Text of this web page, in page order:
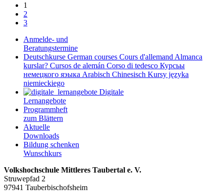
1
2
3
Anmelde- und
Beratungstermine
Deutschkurse German courses Cours d'allemand Almanca
kurslar? Cursos de alemán Corso di tedesco Курсьы
немецкого яэыка Arabisch Chinesisch Kursy języka
niemieckiego
Digitale
Lernangebote
Programmheft
zum Blättern
Aktuelle
Downloads
Bildung schenken
Wunschkurs
Volkshochschule Mittleres Taubertal e. V.
Struwepfad 2
97941 Tauberbischofsheim